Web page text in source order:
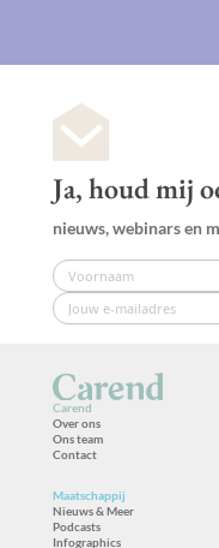
Ja, houd mij
nieuws, webinars en
Carend
Over ons
Ons team
Contact
Maatschappij
Nieuws & Meer
Podcasts
Infographics